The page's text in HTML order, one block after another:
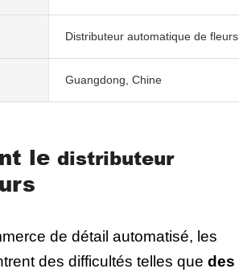
Distributeur automatique de fleurs
Guangdong, Chine
le distributeur
de détail automatisé, les
des difficultés telles que des